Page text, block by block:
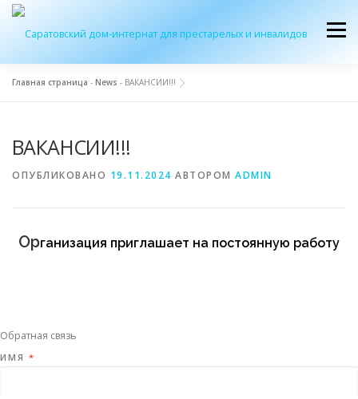
Перейти
содержимому
Меню
ЖУРНАЛ “ДОМ” КОНТАКТЫ
Главная страница - News - ВАКАНСИИ!!!
ВАКАНСИИ!!!
ОПУБЛИКОВАНО 19.11.2024 АВТОРОМ ADMIN
Организация приглашает на постоянную работу
Обратная связь
ИМЯ *